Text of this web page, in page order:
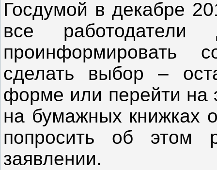
Госдумой в декабре
все
проинформировать
сделать выбор –
форме или перейти на
на бумажных книжках
попросить об этом
заявлении.